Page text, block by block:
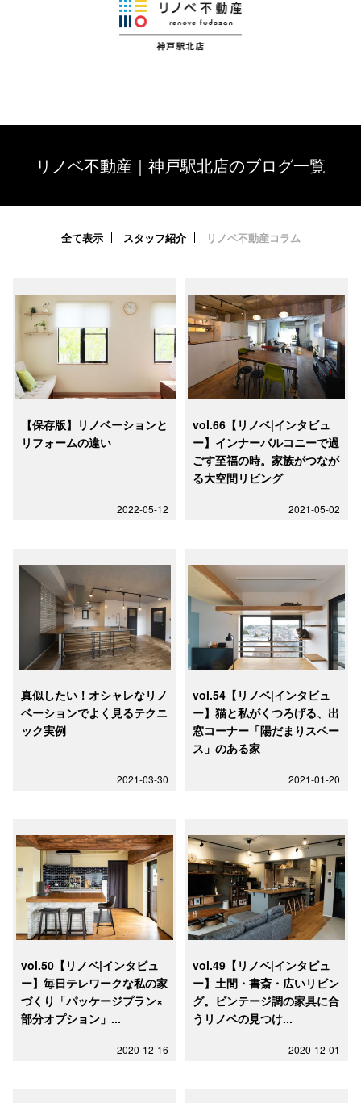
リノベ不動産｜神戸駅北店のブログ一覧
全て表示 スタッフ紹介 リノベ不動産コラム
【保存版】リノベーションと
リフォームの違い
2022-05-12
vol.66【リノベ|インタビュ
ー】インナーバルコニーで過
ごす至福の時。家族がつなが
る大空間リビング
2021-05-02
真似したい！オシャレなリノ
ベーションでよく見るテクニ
ック実例
2021-03-30
vol.54【リノベ|インタビュ
ー】猫と私がくつろげる、出
窓コーナー「陽だまりスペー
ス」のある家
2021-01-20
vol.50【リノベ|インタビュ
ー】毎日テレワークな私の家
づくり「パッケージプラン×
部分オプション」...
2020-12-16
vol.49【リノベ|インタビュ
ー】土間・書斎・広いリビン
グ。ビンテージ調の家具に合
うリノベの見つけ...
2020-12-01